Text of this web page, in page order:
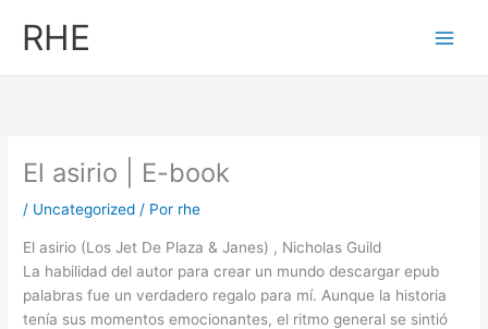
RHE
El asirio | E-book
/ Uncategorized / Por rhe
El asirio (Los Jet De Plaza & Janes) , Nicholas Guild
La habilidad del autor para crear un mundo descargar epub
palabras fue un verdadero regalo para mí. Aunque la historia
tenía sus momentos emocionantes, el ritmo general se sintió